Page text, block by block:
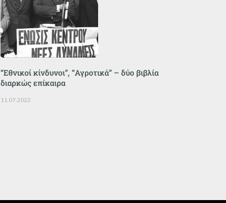
“Εθνικοί κίνδυνοι”, “Αγροτικά” – δύο βιβλία
διαρκώς επίκαιρα
11.07.2022